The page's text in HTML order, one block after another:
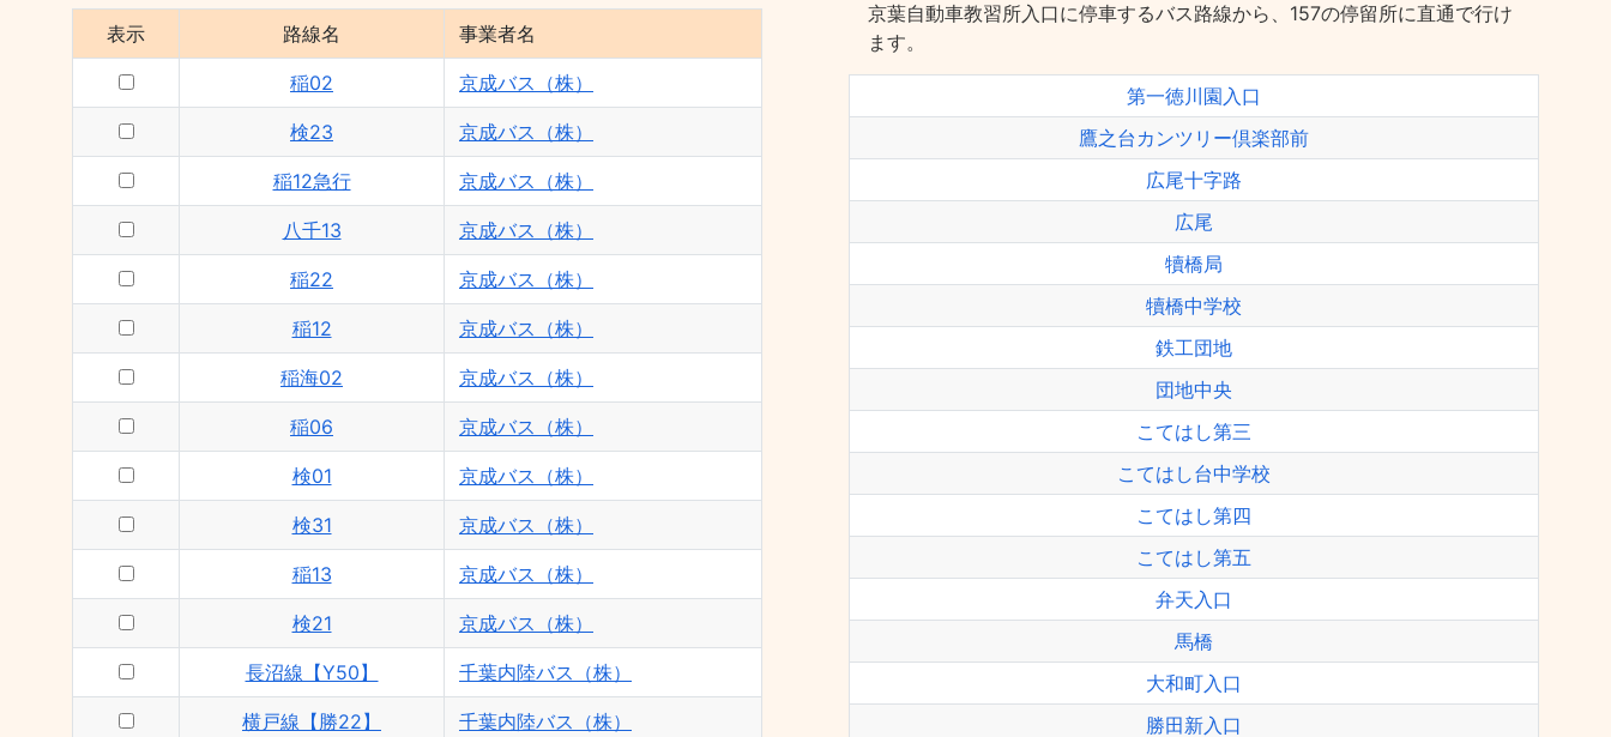
表示 路線名 事業者名
稲02 京成バス（株）
検23 京成バス（株）
稲12急行 京成バス（株）
八千13 京成バス（株）
稲22 京成バス（株）
稲12 京成バス（株）
稲海02 京成バス（株）
稲06 京成バス（株）
検01 京成バス（株）
検31 京成バス（株）
稲13 京成バス（株）
検21 京成バス（株）
長沼線【Y50】 千葉内陸バス（株）
横戸線【勝22】 千葉内陸バス（株）
京葉自動車教習所入口に停車するバス路線から、157の停留所に直通で行け
ます。
第一徳川園入口
鷹之台カンツリー倶楽部前
広尾十字路
広尾
犢橋局
犢橋中学校
鉄工団地
団地中央
こてはし第三
こてはし台中学校
こてはし第四
こてはし第五
弁天入口
馬橋
大和町入口
勝田新入口